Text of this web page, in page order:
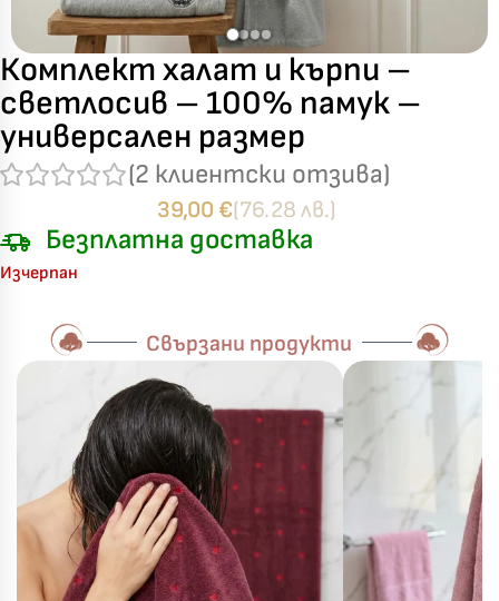
Комплект халат и кърпи –
светлосив – 100% памук –
универсален размер
(2 клиентски отзива)
39,00 €(76.28 лв.)
Безплатна доставка
Изчерпан
Свързани продукти